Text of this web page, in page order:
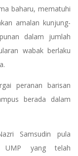
baharu, mematuhi
amalan kunjung-
dalam jumlah
wabak berlaku
peranan barisan
berada dalam
Samsudin pula
UMP yang telah